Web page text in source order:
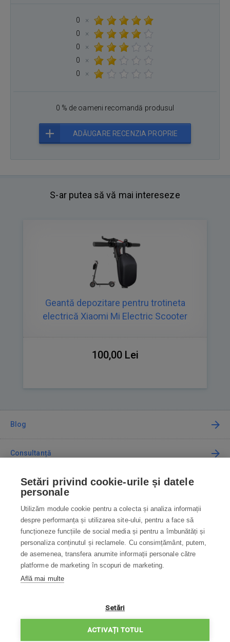
0
×
0
×
0
×
0
×
0
×
0 % de oameni recomandă produsul
ADĂUGARE RECENZIA PROPRIE
S-ar putea să vă mai intereseze
Geantă depozitare pentru trotineta
electrică Xiaomi Mi Electric Scooter
100,00 Lei
Blog
Consultanță
Cum cumpăr
Contact
Contactați-ne
info@robotworld.ro
031 22 97 010
POLITICA DE CONFIDENȚIALITATE
Setări privind cookie-urile și datele
personale
Utilizăm module cookie pentru a colecta și analiza informații
despre performanța și utilizarea site-ului, pentru a face să
funcționeze funcțiile de social media și pentru a îmbunătăți și
personaliza conținutul și reclamele. Cu consimțământ, putem,
de asemenea, transfera anumite informații personale către
platforme de marketing în scopuri de marketing.
Află mai multe
Setări
ACTIVAȚI TOTUL